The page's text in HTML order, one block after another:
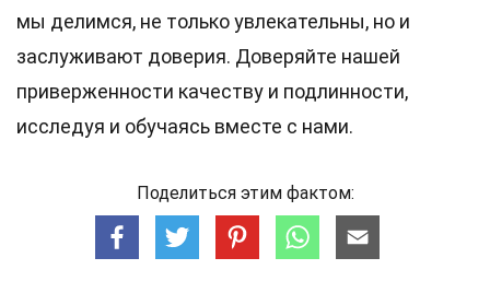
мы делимся, не только увлекательны, но и
заслуживают доверия. Доверяйте нашей
приверженности качеству и подлинности,
исследуя и обучаясь вместе с нами.
Поделиться этим фактом: